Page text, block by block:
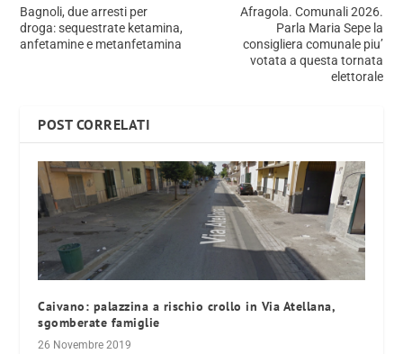
Bagnoli, due arresti per
droga: sequestrate ketamina,
anfetamine e metanfetamina
Afragola. Comunali 2026.
Parla Maria Sepe la
consigliera comunale piu’
votata a questa tornata
elettorale
POST CORRELATI
Caivano: palazzina a rischio crollo in Via Atellana,
sgomberate famiglie
26 Novembre 2019